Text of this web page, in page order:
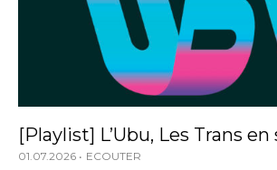
[Playlist] L’Ubu, Les Trans en
01.07.2026 ECOUTER